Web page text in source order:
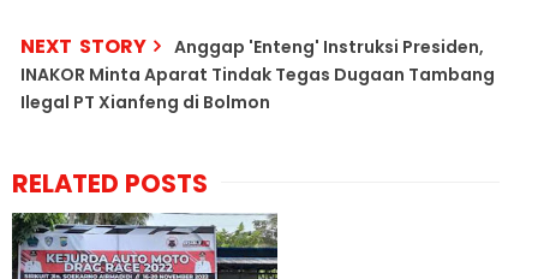
NEXT STORY
Anggap 'Enteng' Instruksi Presiden,
INAKOR Minta Aparat Tindak Tegas Dugaan Tambang
Ilegal PT Xianfeng di Bolmon
RELATED POSTS